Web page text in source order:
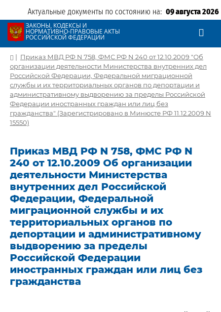
Актуальные документы по состоянию на: 09 августа 2026
ЗАКОНЫ, КОДЕКСЫ И
НОРМАТИВНО-ПРАВОВЫЕ АКТЫ
РОССИЙСКОЙ ФЕДЕРАЦИИ
| Приказ МВД РФ N 758, ФМС РФ N 240 от 12.10.2009 "Об
организации деятельности Министерства внутренних дел
Российской Федерации, Федеральной миграционной
службы и их территориальных органов по депортации и
административному выдворению за пределы Российской
Федерации иностранных граждан или лиц без
гражданства" (Зарегистрировано в Минюсте РФ 11.12.2009 N
15550)
Приказ МВД РФ N 758, ФМС РФ N
240 от 12.10.2009 Об организации
деятельности Министерства
внутренних дел Российской
Федерации, Федеральной
миграционной службы и их
территориальных органов по
депортации и административному
выдворению за пределы
Российской Федерации
иностранных граждан или лиц без
гражданства